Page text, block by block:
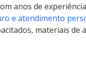
anos de
e atendimento
materiais de